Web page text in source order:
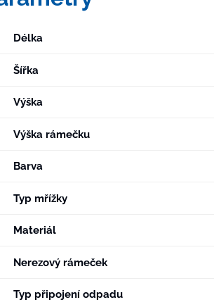
Délka
Šířka
Výška
Výška rámečku
Barva
Typ mřížky
Materiál
Nerezový rámeček
Typ připojení odpadu